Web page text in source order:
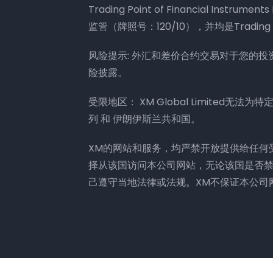
Trading Point of Financial Instruments
监管（牌照号：120/10），并均是
风险提示: 外汇和差价合约交易对于您的
险披露。
受限地区： XM Global Limited无法为特
列 和 伊朗伊斯兰共和国。
XM的网站和服务，均严禁开放提供给任
择从该国访问本公司网站，无论该国是否
己遵守当地法律或法规。XM不保证本公